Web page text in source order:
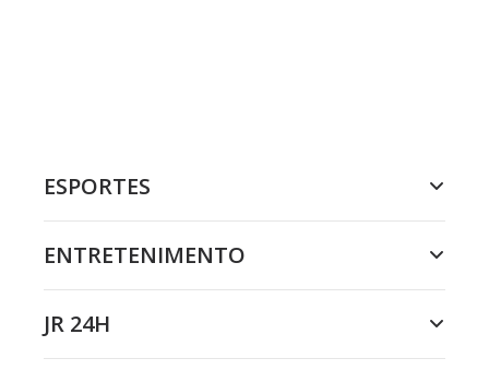
ESPORTES
ENTRETENIMENTO
JR 24H